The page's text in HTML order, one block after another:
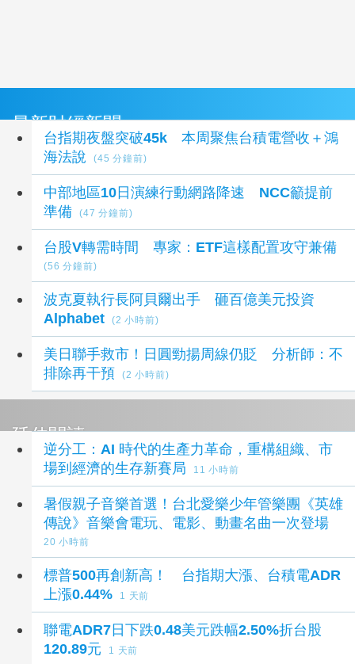
最新財經新聞
台指期夜盤突破45k 本周聚焦台積電營收＋鴻
海法說
(45 分鐘前)
中部地區10日演練行動網路降速 NCC籲提前
準備
(47 分鐘前)
台股V轉需時間 專家：ETF這樣配置攻守兼備
(56 分鐘前)
波克夏執行長阿貝爾出手 砸百億美元投資
Alphabet
(2 小時前)
美日聯手救市！日圓勁揚周線仍貶 分析師：不
排除再干預
(2 小時前)
延伸閱讀
逆分工：AI 時代的生產力革命，重構組織、市
場到經濟的生存新賽局
11 小時前
暑假親子音樂首選！台北愛樂少年管樂團《英雄
傳說》音樂會電玩、電影、動畫名曲一次登場
20 小時前
標普500再創新高！ 台指期大漲、台積電ADR
上漲0.44%
1 天前
聯電ADR7日下跌0.48美元跌幅2.50%折台股
120.89元
1 天前